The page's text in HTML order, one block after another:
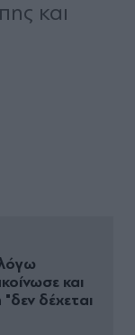
και
δέχεται